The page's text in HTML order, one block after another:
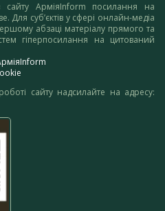
сайту АрміяInform посилання на
Для суб’єктів у сфері онлайн-медіа
абзаці матеріалу прямого та
гіперпосилання на цитований
сайту надсилайте на адресу: